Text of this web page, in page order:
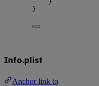
}
}
Info.plist
Anchor link to